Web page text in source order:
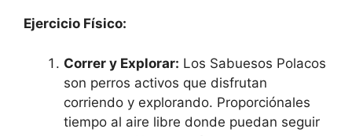
Ejercicio Físico:
Correr y Explorar: Los Sabuesos Polacos
son perros activos que disfrutan
corriendo y explorando. Proporciónales
tiempo al aire libre donde puedan seguir